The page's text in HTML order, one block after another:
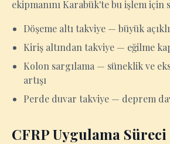
ekipmanını Karabük'te bu işlem için
Döşeme altı takviye — büyük
Kiriş altından takviye — eğilme
Kolon sargılama — süneklik ve
artışı
Perde duvar takviye — deprem
CFRP Uygulama Süreci